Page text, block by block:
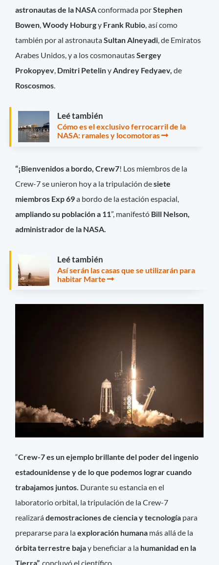
astronautas de la NASAconformada porStephen
Bowen,Woody Hoburgy Frank Rubio, así como
también por al astronautaSultan Alneyadi, de Emiratos
Arabes Unidos, y a los cosmonautasSergey
Prokopyev, Dmitri PetelinyAndrey Fedyaev,de
Roscosmos.
Leé también
Cómo es el exclusivo ferrocarril de la
NASA: ramales y locomotoras
“¡Bienvenidos a bordo, Crew7! Los miembros de la
Crew-7 se unieron hoy a la tripulación desiete
miembros Exp 69a bordo de la estación espacial,
ampliando su población a 11”, manifestó Bill Nelson,
administrador de la NASA.
Leé también
Así serán las casas que se utilizarán para
habitar Marte
“Crew-7 es un ejemplo brillante del poder del ingenio
estadounidense y de lo que podemos lograr cuando
trabajamos juntos. Durante su estancia en el
laboratorio orbital, la tripulación de la Crew-7
realizarádemostraciones de ciencia y tecnología para
prepararse para laexploración humana más allá de la
órbita terrestre bajay beneficiar a la humanidad en la
Tierra”, concluyó el científico.